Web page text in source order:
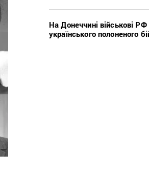
На Донеччині військові РФ
українського полоненого